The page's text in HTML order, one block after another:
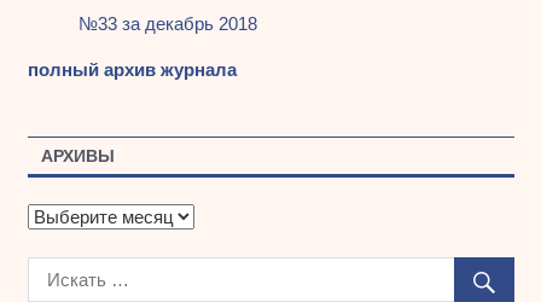
№33 за декабрь 2018
полный архив журнала
АРХИВЫ
А
х